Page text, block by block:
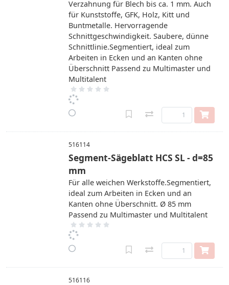
Verzahnung für Blech bis ca. 1 mm. Auch
für Kunststoffe, GFK, Holz, Kitt und
Buntmetalle. Hervorragende
Schnittgeschwindigkeit. Saubere, dünne
Schnittlinie.Segmentiert, ideal zum
Arbeiten in Ecken und an Kanten ohne
Überschnitt Passend zu Multimaster und
Multitalent
516114
Segment-Sägeblatt HCS SL - d=85
mm
Für alle weichen Werkstoffe.Segmentiert,
ideal zum Arbeiten in Ecken und an
Kanten ohne Überschnitt. Ø 85 mm
Passend zu Multimaster und Multitalent
516116